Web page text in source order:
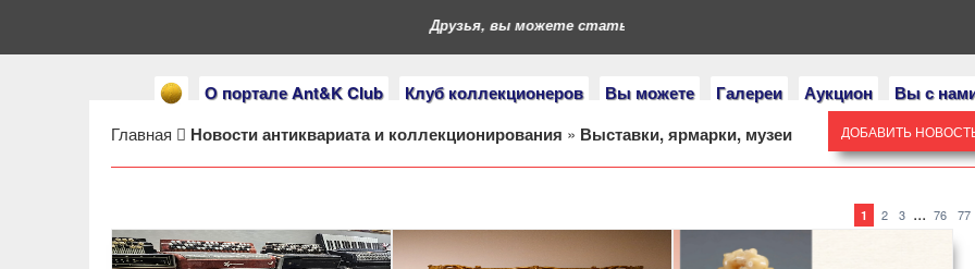
О портале Ant&K Club Клуб коллекционеров Вы можете Галереи Аукцион Вы с
Друзья, вы можете стать героями нашего портала. Если у вас есть
ДОБАВИТЬ
Главная Новости антиквариата и коллекционирования » Выставки, ярмарки, музеи
1 2 3 ... 76 77